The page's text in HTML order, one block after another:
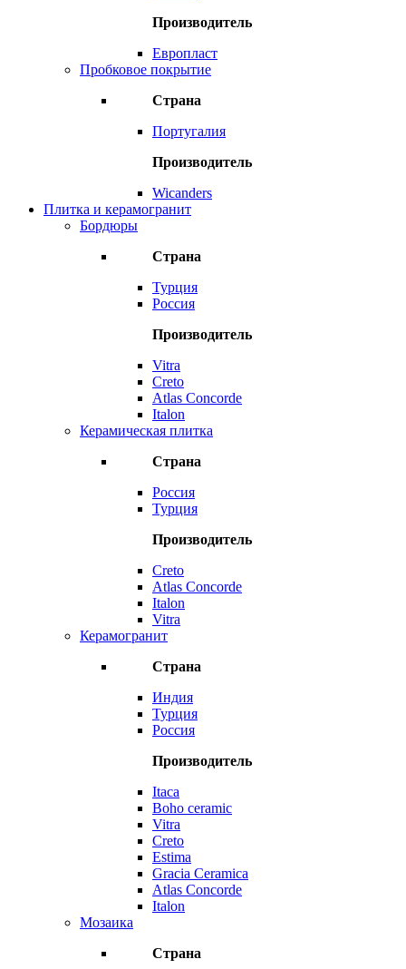
Производитель
Европласт
Пробковое покрытие
Страна
Португалия
Производитель
Wicanders
Плитка и керамогранит
Бордюры
Страна
Турция
Россия
Производитель
Vitra
Creto
Atlas Concorde
Italon
Керамическая плитка
Страна
Россия
Турция
Производитель
Creto
Atlas Concorde
Italon
Vitra
Керамогранит
Страна
Индия
Турция
Россия
Производитель
Itaca
Boho ceramic
Vitra
Creto
Estima
Gracia Ceramica
Atlas Concorde
Italon
Мозаика
Страна